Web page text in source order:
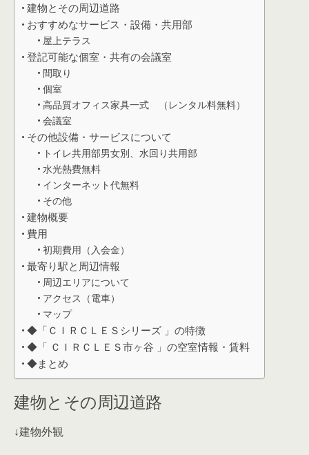
建物とその周辺道路
おすすめなサービス・設備・共用部
屋上テラス
登記可能な個室・共有の会議室
間取り
個室
高品質オフィス家具一式 （レンタル料無料）
会議室
その他設備・サービスについて
トイレ共用部男女別、水回り共用部
水光熱費無料
インターネット代無料
その他
建物概要
費用
初期費用（入会金）
最寄り駅と周辺情報
周辺エリアについて
アクセス（電車）
マップ
◆「ＣＩＲＣＬＥＳシリーズ 」の特徴
◆「 ＣＩＲＣＬＥＳ市ヶ谷 」の空室情報・賃料
◆まとめ
建物とその周辺道路
↓建物外観